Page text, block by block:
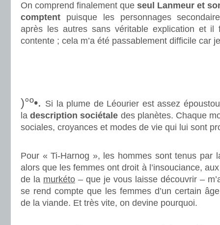
On comprend finalement que seul Lanmeur et
comptent puisque les personnages
après les autres sans véritable explication et il
contente ; cela m’a été passablement difficile car
)°º•. Si la plume de Léourier est assez
ladescription sociétale des planètes. Chaque
sociales, croyances et modes de vie qui lui sont
Pour « Ti-Harnog », les hommes sont tenus par
alors que les femmes ont droit à l’insouciance,
de la murkéto – que je vous laisse découvrir –
se rend compte que les femmes d’un certain
de la viande. Et très vite, on devine pourquoi.